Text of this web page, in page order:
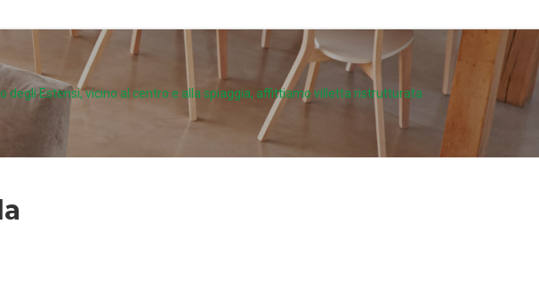
degli Estensi, vicino al centro e alla spiaggia, affittiamo villetta ristrutturata